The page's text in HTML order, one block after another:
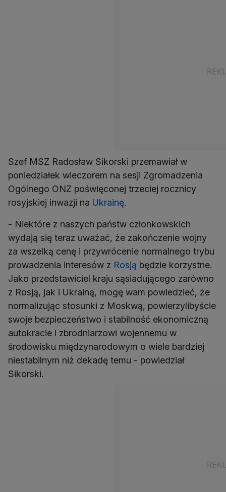
Szef MSZ Radosław Sikorski przemawiał w
poniedziałek wieczorem na sesji Zgromadzenia
Ogólnego ONZ poświęconej trzeciej rocznicy
rosyjskiej inwazji na Ukrainę.
- Niektóre z naszych państw członkowskich
wydają się teraz uważać, że zakończenie wojny
za wszelką cenę i przywrócenie normalnego trybu
prowadzenia interesów z Rosją będzie korzystne.
Jako przedstawiciel kraju sąsiadującego zarówno
z Rosją, jak i Ukrainą, mogę wam powiedzieć, że
normalizując stosunki z Moskwą, powierzylibyście
swoje bezpieczeństwo i stabilność ekonomiczną
autokracie i zbrodniarzowi wojennemu w
środowisku międzynarodowym o wiele bardziej
niestabilnym niż dekadę temu - powiedział
Sikorski.